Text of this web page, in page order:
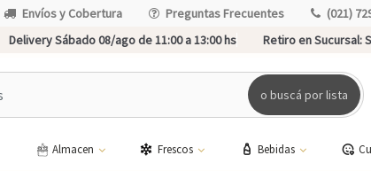
Envíos y Cobertura Preguntas Frecuentes (021)
Delivery Sábado 08/ago de 11:00 a 13:00 hs Retiro en Sucursal:
o buscá por lista
Almacen Frescos Bebidas